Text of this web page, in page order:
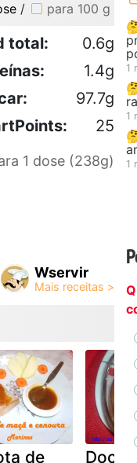
/ para 100 g
total:
0.6g
1.4g
97.7g
25
1 dose (238g)
Wservir
de Doce
1
1
1